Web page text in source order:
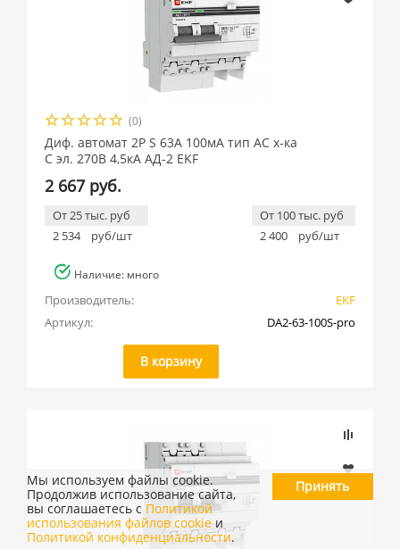
(0)
Диф. автомат 2Р S 63А 100мА тип АС х-ка
C эл. 270В 4,5кА АД-2 EKF
2 667 руб.
От 25 тыс. руб
2 534
руб/шт
От 100 тыс. руб
2 400
руб/шт
Наличие: много
Производитель:
EKF
Артикул:
DA2-63-100S-pro
В корзину
Мы используем файлы cookie.
Продолжив использование сайта,
вы соглашаетесь с Политикой
использования файлов cookie и
Политикой конфиденциальности.
Принять